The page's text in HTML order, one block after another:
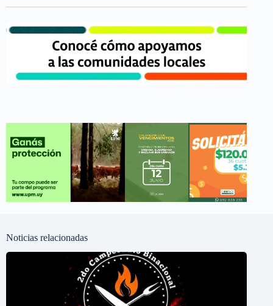
Noticias relacionadas